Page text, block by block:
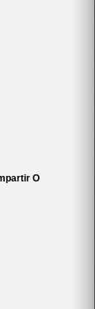
O